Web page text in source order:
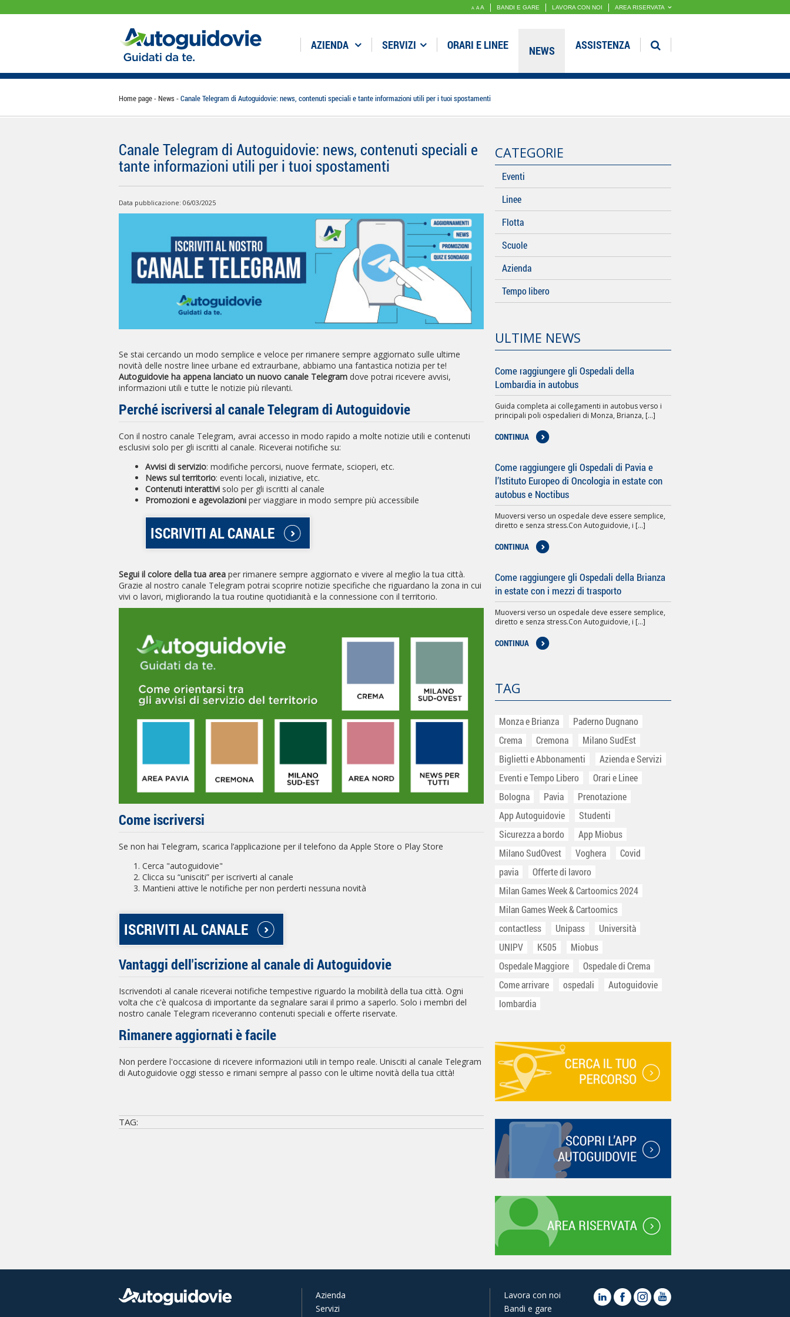
A A A BANDI E GARE LAVORA CON NOI AREA RISERVATA
AZIENDA SERVIZI ORARI E LINEE NEWS ASSISTENZA
Home page News Canale Telegram di Autoguidovie: news, contenuti speciali e tante informazioni utili per i tuoi spostamenti
Canale Telegram di Autoguidovie: news, contenuti speciali e
tante informazioni utili per i tuoi spostamenti
Data pubblicazione: 06/03/2025
Se stai cercando un modo semplice e veloce per rimanere sempre aggiornato sulle ultime
novità delle nostre linee urbane ed extraurbane, abbiamo una fantastica notizia per te!
Autoguidovie ha appena lanciato un nuovo canale Telegram dove potrai ricevere avvisi,
informazioni utili e tutte le notizie più rilevanti.
Perché iscriversi al canale Telegram di Autoguidovie
Con il nostro canale Telegram, avrai accesso in modo rapido a molte notizie utili e contenuti
esclusivi solo per gli iscritti al canale. Riceverai notifiche su:
Avvisi di servizio: modifiche percorsi, nuove fermate, scioperi, etc.
News sul territorio: eventi locali, iniziative, etc.
Contenuti interattivi solo per gli iscritti al canale
Promozioni e agevolazioni per viaggiare in modo sempre più accessibile
ISCRIVITI AL CANALE
Segui il colore della tua area per rimanere sempre aggiornato e vivere al meglio la tua città.
Grazie al nostro canale Telegram potrai scoprire notizie specifiche che riguardano la zona in cui
vivi o lavori, migliorando la tua routine quotidianità e la connessione con il territorio.
Come iscriversi
Se non hai Telegram, scarica l’applicazione per il telefono da Apple Store o Play Store
Cerca "autoguidovie"
Clicca su “unisciti” per iscriverti al canale
Mantieni attive le notifiche per non perderti nessuna novità
ISCRIVITI AL CANALE
Vantaggi dell'iscrizione al canale di Autoguidovie
Iscrivendoti al canale riceverai notifiche tempestive riguardo la mobilità della tua città. Ogni
volta che c'è qualcosa di importante da segnalare sarai il primo a saperlo. Solo i membri del
nostro canale Telegram riceveranno contenuti speciali e offerte riservate.
Rimanere aggiornati è facile
Non perdere l'occasione di ricevere informazioni utili in tempo reale. Unisciti al canale Telegram
di Autoguidovie oggi stesso e rimani sempre al passo con le ultime novità della tua città!
TAG:
CATEGORIE
Eventi
Linee
Flotta
Scuole
Azienda
Tempo libero
ULTIME NEWS
Come raggiungere gli Ospedali della
Lombardia in autobus
Guida completa ai collegamenti in autobus verso i
principali poli ospedalieri di Monza, Brianza, [...]
CONTINUA
Come raggiungere gli Ospedali di Pavia e
l’Istituto Europeo di Oncologia in estate con
autobus e Noctibus
Muoversi verso un ospedale deve essere semplice,
diretto e senza stress.Con Autoguidovie, i [...]
CONTINUA
Come raggiungere gli Ospedali della Brianza
in estate con i mezzi di trasporto
Muoversi verso un ospedale deve essere semplice,
diretto e senza stress.Con Autoguidovie, i [...]
CONTINUA
TAG
Monza e Brianza
Paderno Dugnano
Crema
Cremona
Milano SudEst
Biglietti e Abbonamenti
Azienda e Servizi
Eventi e Tempo Libero
Orari e Linee
Bologna
Pavia
Prenotazione
App Autoguidovie
Studenti
Sicurezza a bordo
App Miobus
Milano SudOvest
Voghera
Covid
pavia
Offerte di lavoro
Milan Games Week & Cartoomics 2024
Milan Games Week & Cartoomics
contactless
Unipass
Università
UNIPV
K505
Miobus
Ospedale Maggiore
Ospedale di Crema
Come arrivare
ospedali
Autoguidovie
lombardia
Azienda
Servizi
Lavora con noi
Bandi e gare